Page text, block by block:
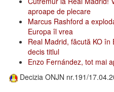
aproape de plecare
Marcus Rashford a
Europa îl vrea
Real Madrid, făcută KO
decis titlul
Enzo Fernández, tot mai
Decizia ONJN nr.191/